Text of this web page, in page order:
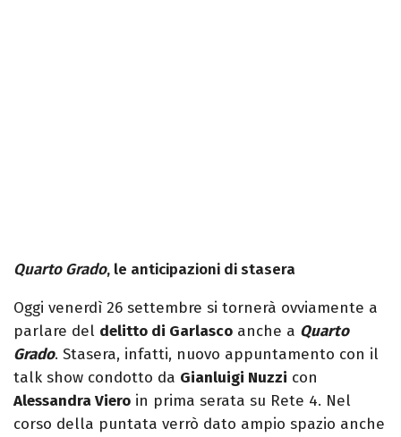
Quarto Grado, le anticipazioni di stasera
Oggi venerdì 26 settembre si tornerà ovviamente a
parlare del delitto di Garlasco anche a Quarto
Grado. Stasera, infatti, nuovo appuntamento con il
talk show condotto da Gianluigi Nuzzi con
Alessandra Viero in prima serata su Rete 4. Nel
corso della puntata verrò dato ampio spazio anche